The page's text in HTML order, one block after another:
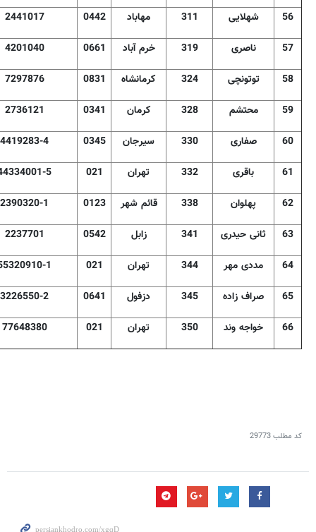
56 شهلایی 311 مهاباد 0442
2441017
57
ناصری 319 خرم آباد 0661
4201040
58
توتونچی 324 کرمانشاه 0831
7297876
59
محتشم 328 کرمان 0341
2736121
60
صفاری 330 سیرجان 0345
4419283-4
61
باقری 332 تهران 021
5
62
پهلوان 338 قائم شهر 0123
2390320-1
63
ثانی حیدری 341 زابل 0542
2237701
64
مددی مهر 344 تهران 021
1
65
صراف زاده 345 دزفول 0641
3226550-2
66
خواجه وند 350 تهران 021
77648380
کد مطلب29773